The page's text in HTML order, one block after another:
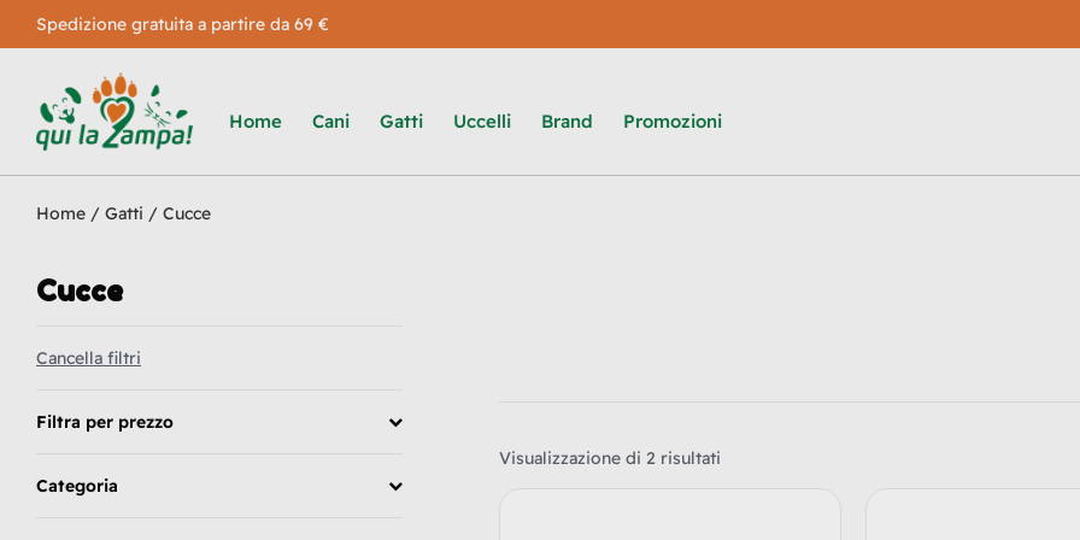
Spedizione gratuita a partire da 69 €
Home Cani Gatti Uccelli Brand Promozioni
Home / Gatti / Cucce
Cucce
Cancella filtri
Filtra per prezzo
Categoria
Visualizzazione di 2 risultati